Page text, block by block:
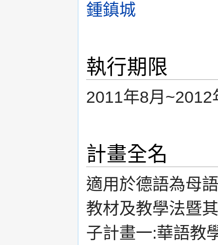
鍾鎮城
執行期限
2011年8月~2012
計畫全名
適用於德語為母
教材及教學法暨
子計畫一:華語教